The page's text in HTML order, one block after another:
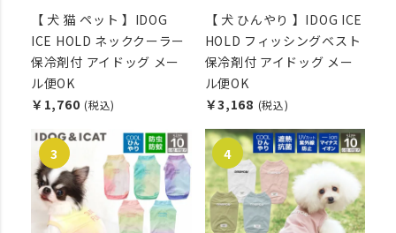
【 犬 猫 ペット 】IDOG
ICE HOLD ネッククーラー
保冷剤付 アイドッグ メー
ル便OK
￥1,760 (税込)
【 犬 ひんやり 】IDOG ICE
HOLD フィッシングベスト
保冷剤付 アイドッグ メー
ル便OK
￥3,168 (税込)